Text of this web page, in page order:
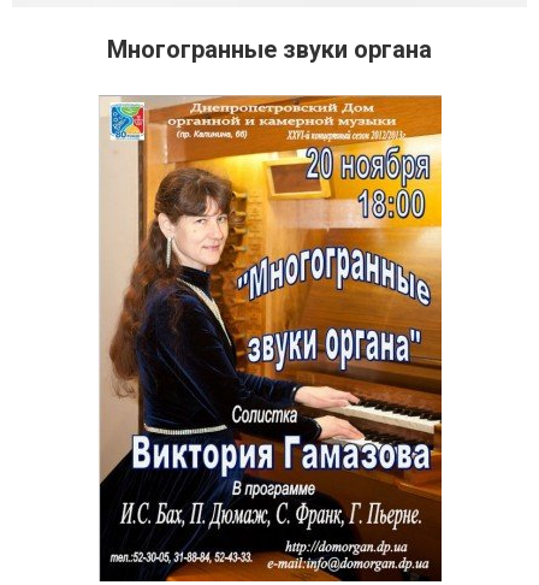
Многогранные звуки органа